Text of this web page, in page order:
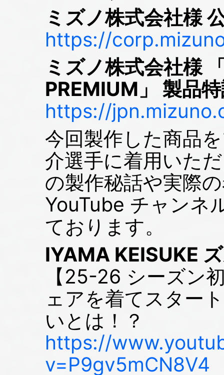
ミズノ株式会社様
https://
ミズノ株式会社様
PREMIUM」 製品
https://
今回製作した商品
介選手に着用いた
の製作秘話や実際
YouTube チャンネ
ております。
IYAMA KEISUKE
【25-26 シーズン
ェアを着てスター
いとは！？
https://
v=P9gv5mCN8V4